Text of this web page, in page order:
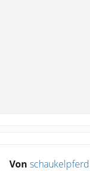
Von schaukelpferd